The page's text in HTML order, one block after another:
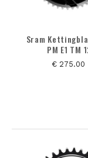
Sram
PM E1 TM
€ 275.00